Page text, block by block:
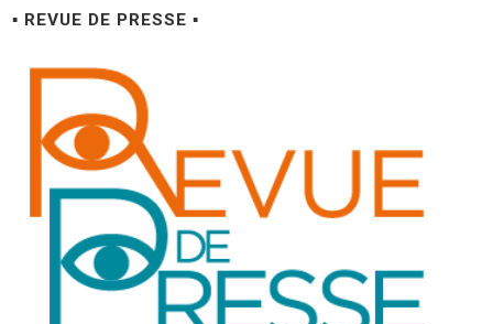
▪ REVUE DE PRESSE ▪